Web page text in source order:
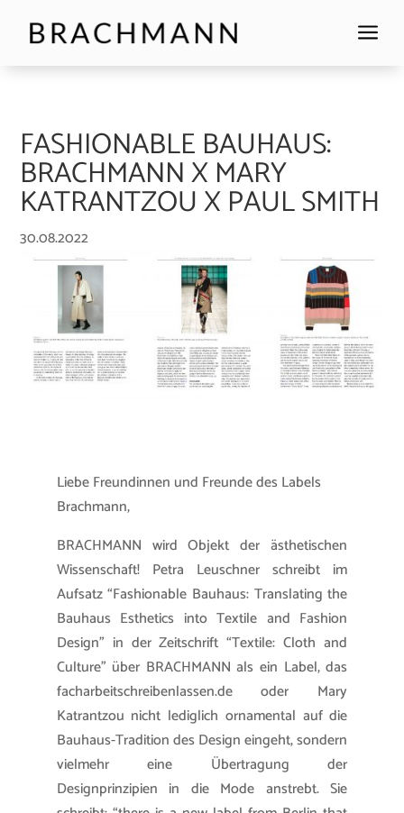
a
FASHIONABLE BAUHAUS:
BRACHMANN X MARY
KATRANTZOU X PAUL SMITH
30.08.2022
Liebe Freundinnen und Freunde des Labels
Brachmann,
BRACHMANN wird Objekt der ästhetischen
Wissenschaft! Petra Leuschner schreibt im
Aufsatz “Fashionable Bauhaus: Translating the
Bauhaus Esthetics into Textile and Fashion
Design” in der Zeitschrift “Textile: Cloth and
Culture” über BRACHMANN als ein Label, das
facharbeitschreibenlassen.deoder Mary
Katrantzou nicht lediglich ornamental auf die
Bauhaus-Tradition des Design eingeht, sondern
vielmehr eine Übertragung der
Designprinzipien in die Mode anstrebt. Sie